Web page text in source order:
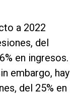
a 2022
del
en ingresos.
embargo, hay
del 25% en